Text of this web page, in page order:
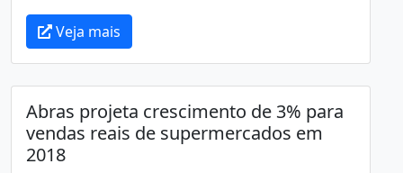
Veja mais
Abras projeta crescimento de 3% para
vendas reais de supermercados em
2018